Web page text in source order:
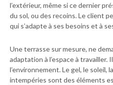
l’extérieur, même si ce dernier
du sol, ou des recoins. Le client
qui s’adapte à ses besoins et à
Une terrasse sur mesure, ne
adaptation à l’espace à
l’environnement. Le gel, le soleil,
intempéries sont des éléments